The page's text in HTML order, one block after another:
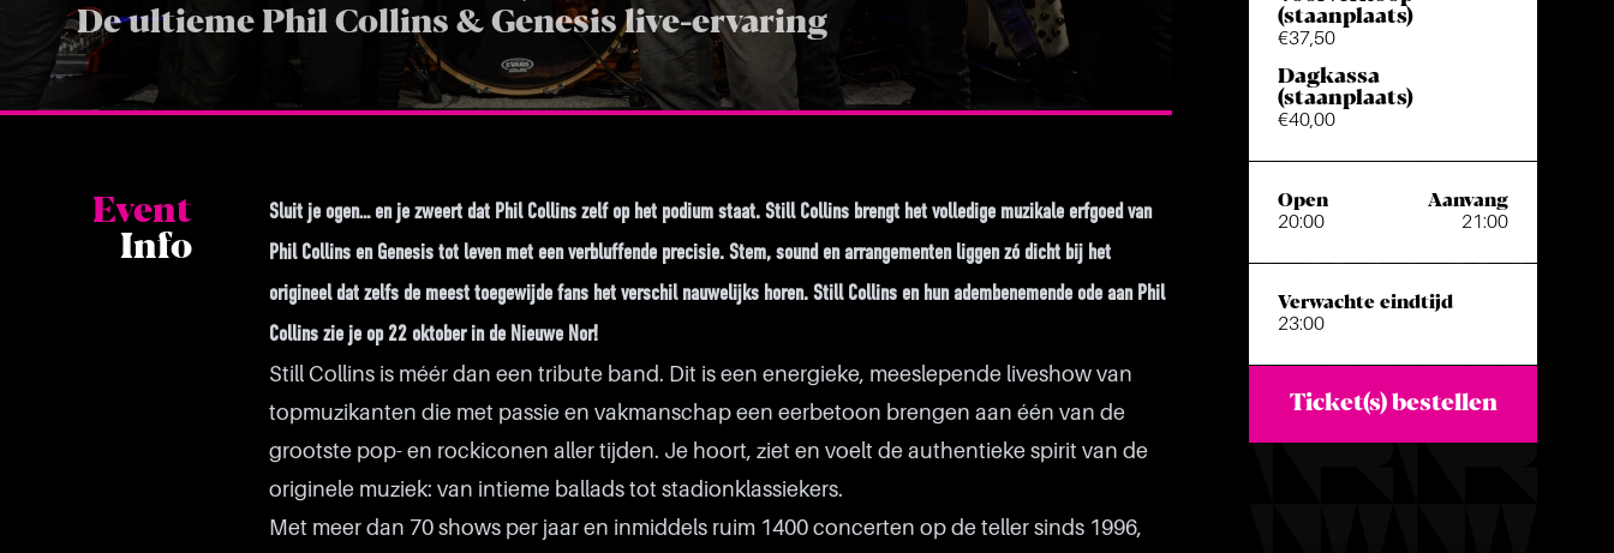
De ultieme Phil Collins & Genesis live-ervaring
Event
Info
Sluit je ogen… en je zweert dat Phil Collins zelf op het podium staat. Still Collins brengt het volledige muzikale erfgoed van
Phil Collins en Genesis tot leven met een verbluffende precisie. Stem, sound en arrangementen liggen zó dicht bij het
origineel dat zelfs de meest toegewijde fans het verschil nauwelijks horen. Still Collins en hun adembenemende ode aan Phil
Collins zie je op 22 oktober in de Nieuwe Nor!
Still Collins is méér dan een tribute band. Dit is een energieke, meeslepende liveshow van
topmuzikanten die met passie en vakmanschap een eerbetoon brengen aan één van de
grootste pop- en rockiconen aller tijden. Je hoort, ziet en voelt de authentieke spirit van de
originele muziek: van intieme ballads tot stadionklassiekers.
Met meer dan 70 shows per jaar en inmiddels ruim 1400 concerten op de teller sinds 1996,
(staanplaats)
€37,50
Dagkassa
(staanplaats)
€40,00
Open
20:00
Aanvang
21:00
Verwachte eindtijd
23:00
Ticket(s) bestellen